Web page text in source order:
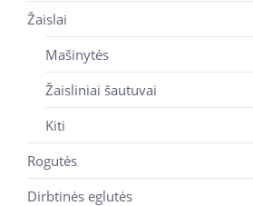
Žaislai
Mašinytės
Žaisliniai šautuvai
Kiti
Rogutės
Dirbtinės eglutės